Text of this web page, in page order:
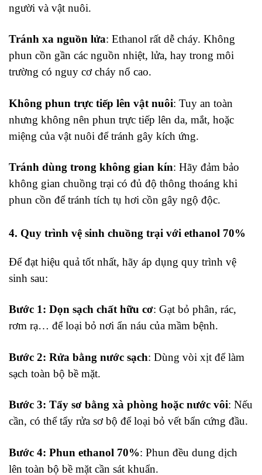
người và vật nuôi.
Tránh xa nguồn lửa: Ethanol rất dễ cháy. Không
phun cồn gần các nguồn nhiệt, lửa, hay trong môi
trường có nguy cơ cháy nổ cao.
Không phun trực tiếp lên vật nuôi: Tuy an toàn
nhưng không nên phun trực tiếp lên da, mắt, hoặc
miệng của vật nuôi để tránh gây kích ứng.
Tránh dùng trong không gian kín: Hãy đảm bảo
không gian chuồng trại có đủ độ thông thoáng khi
phun cồn để tránh tích tụ hơi cồn gây ngộ độc.
4. Quy trình vệ sinh chuồng trại với ethanol 70%
Để đạt hiệu quả tốt nhất, hãy áp dụng quy trình vệ
sinh sau:
Bước 1: Dọn sạch chất hữu cơ: Gạt bỏ phân, rác,
rơm rạ… để loại bỏ nơi ẩn náu của mầm bệnh.
Bước 2: Rửa bằng nước sạch: Dùng vòi xịt để làm
sạch toàn bộ bề mặt.
Bước 3: Tẩy sơ bằng xà phòng hoặc nước vôi: Nếu
cần, có thể tẩy rửa sơ bộ để loại bỏ vết bẩn cứng đầu.
Bước 4: Phun ethanol 70%: Phun đều dung dịch
lên toàn bộ bề mặt cần sát khuẩn.